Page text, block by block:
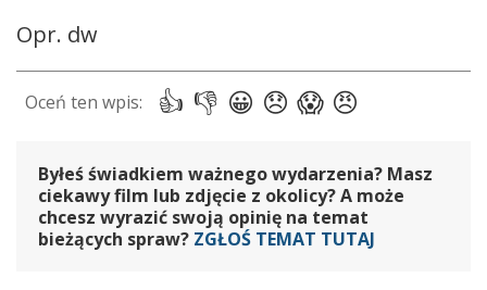
Opr. dw
Byłeś świadkiem ważnego wydarzenia? Masz
ciekawy film lub zdjęcie z okolicy? A może
chcesz wyrazić swoją opinię na temat
bieżących spraw? ZGŁOŚ TEMAT TUTAJ